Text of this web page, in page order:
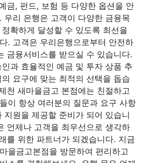
금, 펀드, 보험 등 다양한 옵션을 안
우리 은행은 고객이 다양한 금융목
확하게 달성할 수 있도록 최선을
. 고객은 우리은행으로부터 안전하
금융서비스를 받으실 수 있습니다.
과 효율적인 예금 및 투자 상품 추
요구에 맞는 최적의 선택을 돕습
천 새마을금고 본점에는 친절하고
이 항상 여러분의 질문과 요구 사항
지원을 제공할 준비가 되어 있습니
언제나 고객을 최우선으로 생각하
를 위한 파트너가 되겠습니다. 지금
을금고본점을 방문하여 편리하고